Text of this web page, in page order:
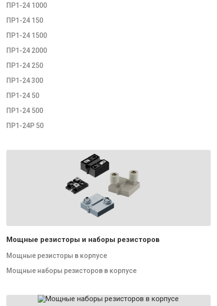
ПР1-24 1000
ПР1-24 150
ПР1-24 1500
ПР1-24 2000
ПР1-24 250
ПР1-24 300
ПР1-24 50
ПР1-24 500
ПР1-24Р 50
Мощные резисторы и наборы резисторов
Мощные резисторы в корпусе
Мощные наборы резисторов в корпусе